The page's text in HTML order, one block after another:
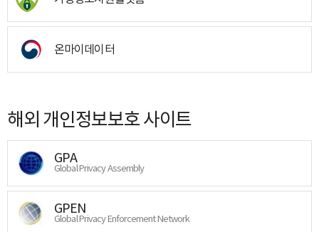
온마이데이터
해외 개인정보보호 사이트
GPA
Global Privacy Assembly
GPEN
Global Privacy Enforcement Network